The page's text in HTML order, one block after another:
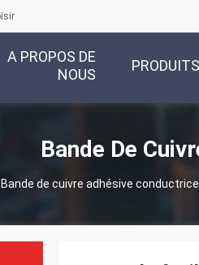
A PROPOS DE
NOUS
PRODUITS
Bande De
Bande de cuivre adhésive conductrice